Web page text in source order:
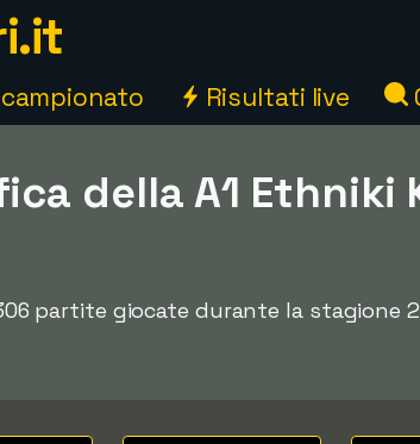
Risultati live
della A1 Ethniki
partite giocate durante la stagione